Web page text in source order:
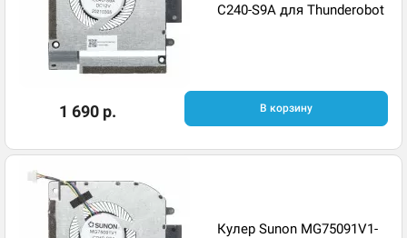
C240-S9A для Thunderobot
1 690 р. В корзину
Кулер Sunon MG75091V1-